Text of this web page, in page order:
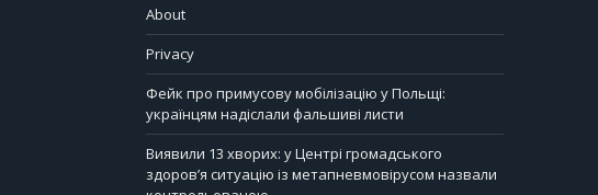
About
Privacy
Фейк про примусову мобілізацію у Польщі:
українцям надіслали фальшиві листи
Виявили 13 хворих: у Центрі громадського
здоров’я ситуацію із метапневмовірусом назвали